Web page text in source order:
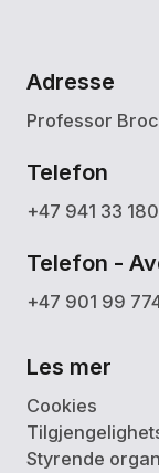
Adresse
Professor
Telefon
+47 941 33 180
Telefon -
+47 901 99
Les mer
Cookies
Styrende